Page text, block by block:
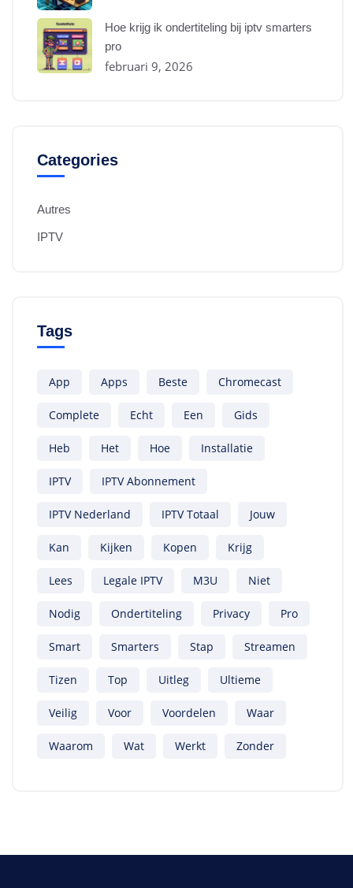
Hoe krijg ik ondertiteling bij iptv smarters
pro
februari 9, 2026
Categories
Autres
IPTV
Tags
App Apps Beste Chromecast
Complete Echt Een Gids
Heb Het Hoe Installatie
IPTV IPTV Abonnement
IPTV Nederland IPTV Totaal Jouw
Kan Kijken Kopen Krijg
Lees Legale IPTV M3U Niet
Nodig Ondertiteling Privacy Pro
Smart Smarters Stap Streamen
Tizen Top Uitleg Ultieme
Veilig Voor Voordelen Waar
Waarom Wat Werkt Zonder